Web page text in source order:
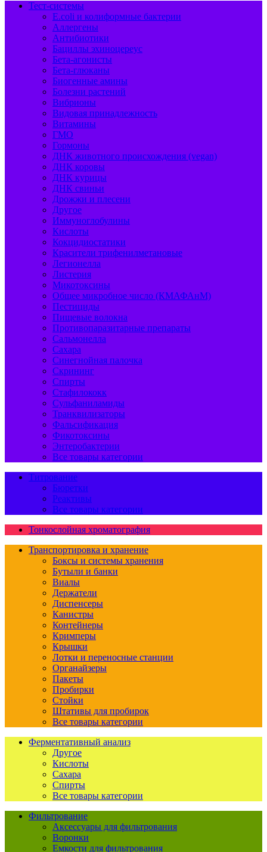
Тест-системы
E.coli и колиформные бактерии
Аллергены
Антибиотики
Бациллы эхиноцереус
Бета-агонисты
Бета-глюканы
Биогенные амины
Болезни растений
Вибрионы
Видовая принадлежность
Витамины
ГМО
Гормоны
ДНК животного происхождения (vegan)
ДНК коровы
ДНК курицы
ДНК свиньи
Дрожжи и плесени
Другое
Иммуноглобулины
Кислоты
Кокцидиостатики
Красители трифенилметановые
Легионелла
Листерия
Микотоксины
Общее микробное число (КМАФАнМ)
Пестициды
Пищевые волокна
Противопаразитарные препараты
Сальмонелла
Сахара
Синегнойная палочка
Скрининг
Спирты
Стафилококк
Сульфаниламиды
Транквилизаторы
Фальсификация
Фикотоксины
Энтеробактерии
Все товары категории
Титрование
Бюретки
Реактивы
Все товары категории
Тонкослойная хроматография
Транспортировка и хранение
Боксы и системы хранения
Бутыли и банки
Виалы
Держатели
Диспенсеры
Канистры
Контейнеры
Кримперы
Крышки
Лотки и переносные станции
Органайзеры
Пакеты
Пробирки
Стойки
Штативы для пробирок
Все товары категории
Ферментативный анализ
Другое
Кислоты
Сахара
Спирты
Все товары категории
Фильтрование
Аксессуары для фильтрования
Воронки
Емкости для фильтрования